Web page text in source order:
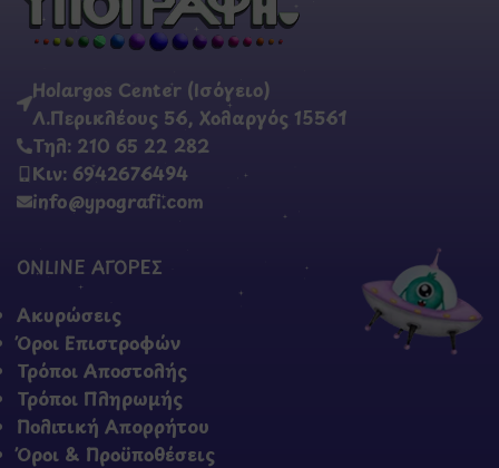
Holargos Center (Ισόγειο)
Λ.Περικλέους 56, Χολαργός 15561
Τηλ: 210 65 22 282
Κιν: 6942676494
info@ypografi.com
ONLINE ΑΓΟΡΕΣ
Ακυρώσεις
Όροι Επιστροφών
Τρόποι Αποστολής
Τρόποι Πληρωμής
Πολιτική Απορρήτου
Όροι & Προϋποθέσεις